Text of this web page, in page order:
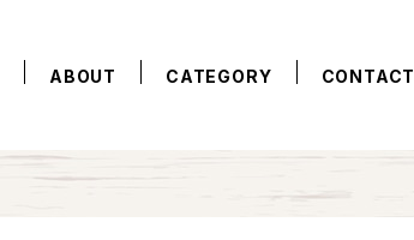
ABOUT CATEGORY CONTACT